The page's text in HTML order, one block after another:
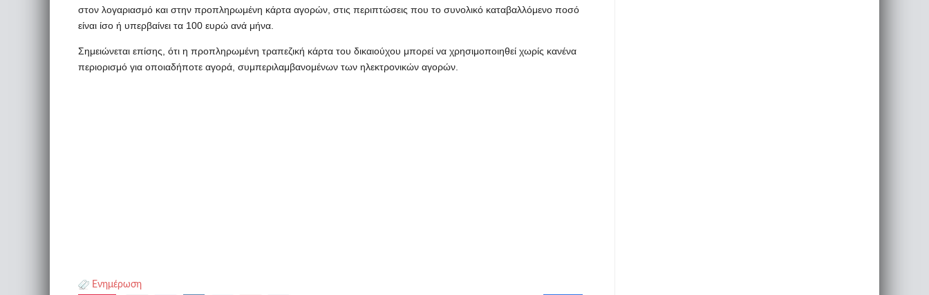
στον λογαριασμό και στην προπληρωμένη κάρτα αγορών, στις περιπτώσεις που το συνολικό καταβαλλόμενο ποσό
είναι ίσο ή υπερβαίνει τα 100 ευρώ ανά μήνα.
Σημειώνεται επίσης, ότι η προπληρωμένη τραπεζική κάρτα του δικαιούχου μπορεί να χρησιμοποιηθεί χωρίς κανένα
περιορισμό για οποιαδήποτε αγορά, συμπεριλαμβανομένων των ηλεκτρονικών αγορών.
Ενημέρωση